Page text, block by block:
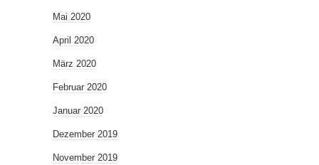
Mai 2020
April 2020
März 2020
Februar 2020
Januar 2020
Dezember 2019
November 2019